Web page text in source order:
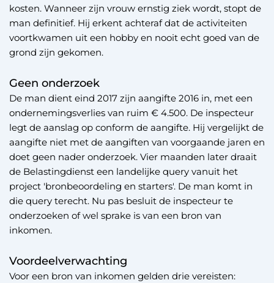
kosten. Wanneer zijn vrouw ernstig ziek wordt, stopt de
man definitief. Hij erkent achteraf dat de activiteiten
voortkwamen uit een hobby en nooit echt goed van de
grond zijn gekomen.
Geen onderzoek
De man dient eind 2017 zijn aangifte 2016 in, met een
ondernemingsverlies van ruim € 4.500. De inspecteur
legt de aanslag op conform de aangifte. Hij vergelijkt de
aangifte niet met de aangiften van voorgaande jaren en
doet geen nader onderzoek. Vier maanden later draait
de Belastingdienst een landelijke query vanuit het
project 'bronbeoordeling en starters'. De man komt in
die query terecht. Nu pas besluit de inspecteur te
onderzoeken of wel sprake is van een bron van
inkomen.
Voordeelverwachting
Voor een bron van inkomen gelden drie vereisten: